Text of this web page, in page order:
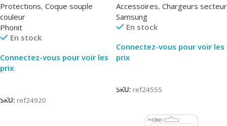
Protections, Coque souple
couleur
Phonit
En stock
Connectez-vous pour voir les
prix
SKU: ref24920
Packaging Original
Accessoires, Chargeurs secteur
Samsung
En stock
Connectez-vous pour voir les
prix
SKU: ref24555